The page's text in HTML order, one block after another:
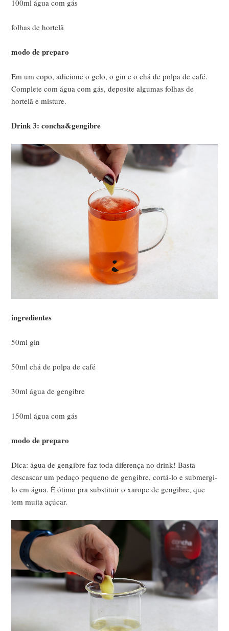
100ml água com gás
folhas de hortelã
modo de preparo
Em um copo, adicione o gelo, o gin e o chá de polpa de café.
Complete com água com gás, deposite algumas folhas de
hortelã e misture.
Drink 3: concha&gengibre
ingredientes
50ml gin
50ml chá de polpa de café
30ml água de gengibre
150ml água com gás
modo de preparo
Dica: água de gengibre faz toda diferença no drink! Basta
descascar um pedaço pequeno de gengibre, cortá-lo e submergi-
lo em água. É ótimo pra substituir o xarope de gengibre, que
tem muita açúcar.